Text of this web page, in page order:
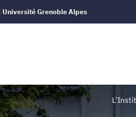
Université Grenoble Alpes